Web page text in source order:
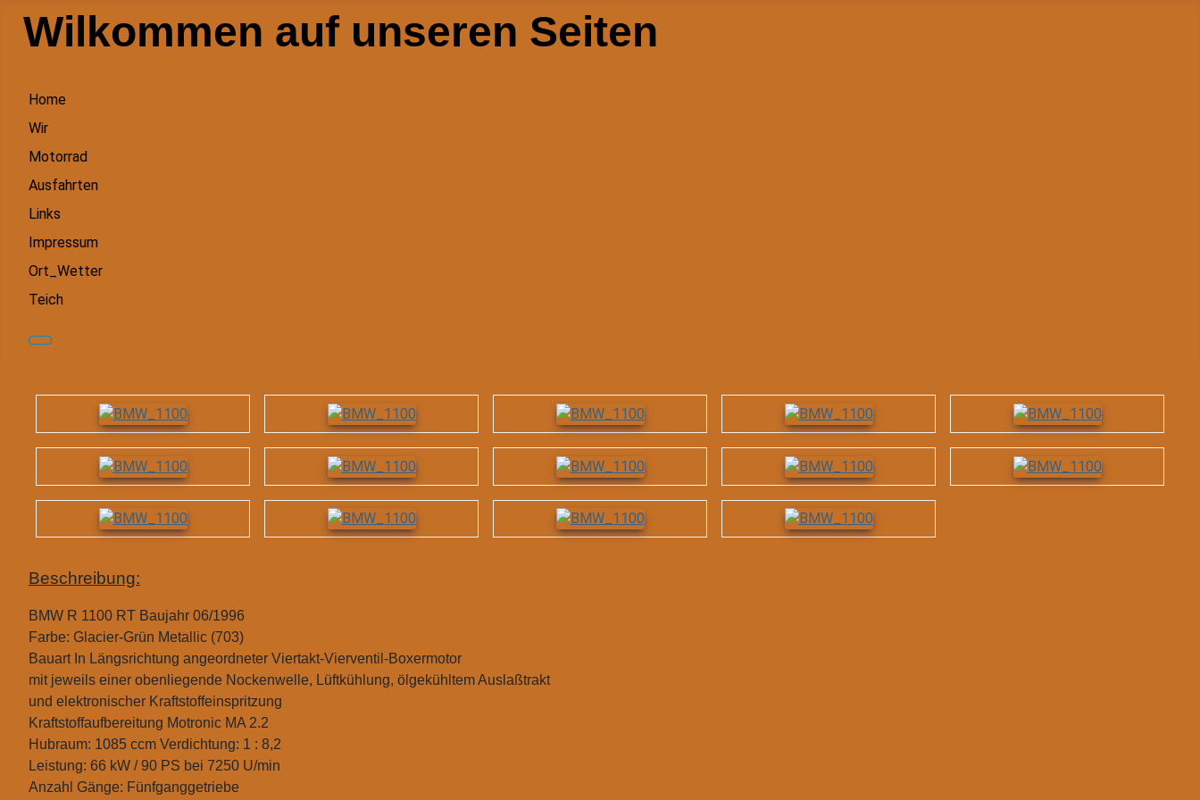
Wilkommen auf unseren Seiten
Home
Wir
Motorrad
Ausfahrten
Links
Impressum
Ort_Wetter
Teich
Beschreibung:
BMW R 1100 RT Baujahr 06/1996
Farbe: Glacier-Grün Metallic (703)
Bauart In Längsrichtung angeordneter Viertakt-Vierventil-Boxermotor
mit jeweils einer obenliegende Nockenwelle, Lüftkühlung, ölgekühltem Auslaßtrakt
und elektronischer Kraftstoffeinspritzung
Kraftstoffaufbereitung Motronic MA 2.2
Hubraum: 1085 ccm Verdichtung: 1 : 8,2
Leistung: 66 kW / 90 PS bei 7250 U/min
Anzahl Gänge: Fünfganggetriebe